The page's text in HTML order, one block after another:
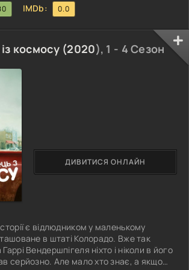
IMDb: 0.0
космосу (2020), 1 - 4 Сезон
є відлюдником у маленькому
в штаті Колорадо. Вже так
Вендершпігеля ніхто і ніколи в його
серйозно. Але мало хто знає, а якщо
ДИВИТИСЯ ОНЛАЙН